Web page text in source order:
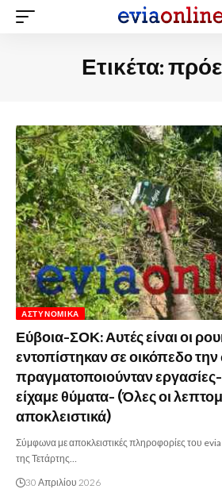
Ετικέτα:
ΑΣΤΥΝΟΜΙΚΆ
Εύβοια-ΣΟΚ: Αυτές είναι οι
εντοπίστηκαν σε οικόπεδο
πραγματοποιούνταν
είχαμε θύματα- (Όλες οι
αποκλειστικά)
Σύμφωνα με αποκλειστικές πληροφορίες του
της Τετάρτης…
30 Απριλίου 2026